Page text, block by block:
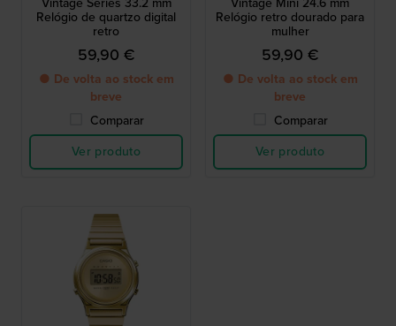
Relógio de quartzo digital
retro
59,90 €
● De volta ao stock em
breve
Comparar
Ver produto
Relógio retro dourado para
mulher
59,90 €
● De volta ao stock em
breve
Comparar
Ver produto